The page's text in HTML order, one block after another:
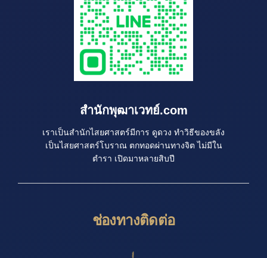
สำนักพุฒาเวทย์.com
เราเป็นสำนักไสยศาสตร์มีการ ดูดวง ทำวิธีของขลัง
เป็นไสยศาสตร์โบราณ ตกทอดผ่านทางจิต ไม่มีใน
ตำรา เปิดมาหลายสิบปี
ช่องทางติดต่อ